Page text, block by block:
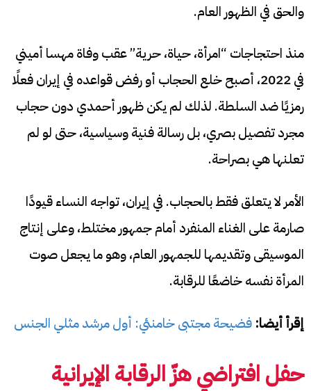
والحق في الظهور العام.
منذ احتجاجات “امرأة، حياة، حرية” عقب وفاة مهسا أميني
في 2022، أصبح خلع الحجاب أو رفض قواعده في إيران فعلًا
رمزيًا ضد السلطة. لذلك لم يكن ظهور أحمدي دون حجاب
مجرد تفصيل بصري، بل رسالة فنية وسياسية، حتى لو لم
تعلنها هي بصراحة.
الأمر لا يتعلق فقط بالحجاب. في إيران، تواجه النساء قيودًا
صارمة على الغناء المنفرد أمام جمهور مختلط، وعلى إنتاج
الموسيقى وتقديمها للجمهور العام، وهو ما يجعل صوت
المرأة نفسه خاضعًا للرقابة.
إقرأ أيضا: فضيحة مجتبى خامنئي: أول مرشد مثلي الجنس
حفل افتراضي هزّ الرقابة الإيرانية